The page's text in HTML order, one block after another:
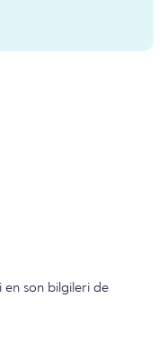
en son bilgileri de